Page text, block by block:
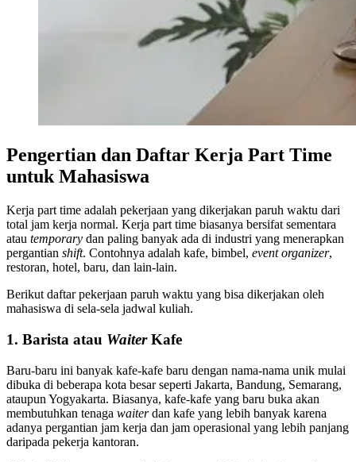
Pengertian dan Daftar Kerja Part Time
untuk Mahasiswa
Kerja part time adalah pekerjaan yang dikerjakan paruh waktu dari
total jam kerja normal. Kerja part time biasanya bersifat sementara
atau temporary dan paling banyak ada di industri yang menerapkan
pergantian shift. Contohnya adalah kafe, bimbel, event organizer,
restoran, hotel, baru, dan lain-lain.
Berikut daftar pekerjaan paruh waktu yang bisa dikerjakan oleh
mahasiswa di sela-sela jadwal kuliah.
1. Barista atau WaiterKafe
Baru-baru ini banyak kafe-kafe baru dengan nama-nama unik mulai
dibuka di beberapa kota besar seperti Jakarta, Bandung, Semarang,
ataupun Yogyakarta. Biasanya, kafe-kafe yang baru buka akan
membutuhkan tenaga waiterdan kafe yang lebih banyak karena
adanya pergantian jam kerja dan jam operasional yang lebih panjang
daripada pekerja kantoran.